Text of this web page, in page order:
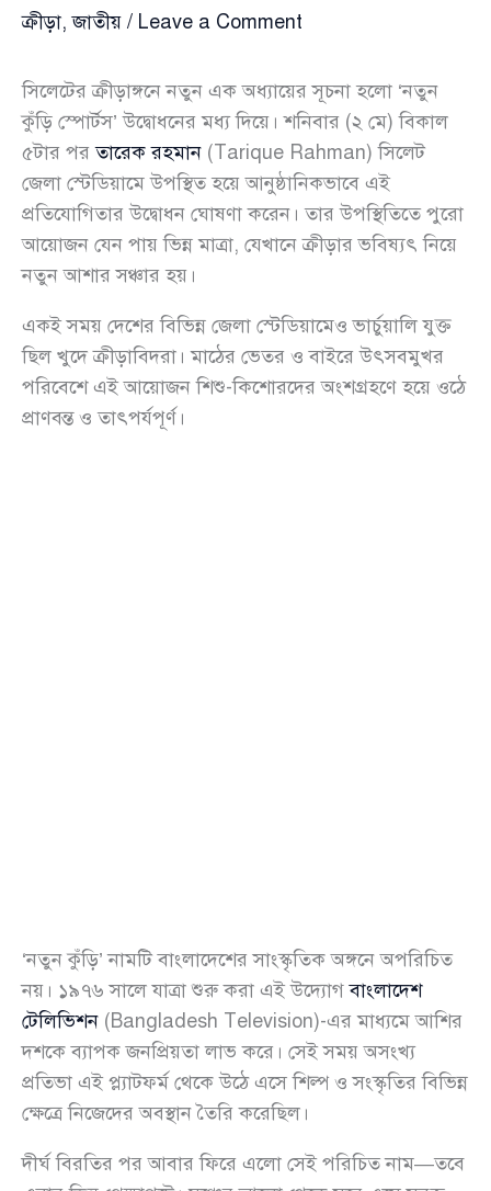
ক্রীড়া,জাতীয় / Leave a Comment
সিলেটের ক্রীড়াঙ্গনে নতুন এক অধ্যায়ের সূচনা হলো ‘নতুন
কুঁড়ি স্পোর্টস’ উদ্বোধনের মধ্য দিয়ে। শনিবার (২ মে) বিকাল
৫টার পরতারেক রহমান (Tarique Rahman) সিলেট
জেলা স্টেডিয়ামে উপস্থিত হয়ে আনুষ্ঠানিকভাবে এই
প্রতিযোগিতার উদ্বোধন ঘোষণা করেন। তার উপস্থিতিতে পুরো
আয়োজন যেন পায় ভিন্ন মাত্রা, যেখানে ক্রীড়ার ভবিষ্যৎ নিয়ে
নতুন আশার সঞ্চার হয়।
একই সময় দেশের বিভিন্ন জেলা স্টেডিয়ামেও ভার্চুয়ালি যুক্ত
ছিল খুদে ক্রীড়াবিদরা। মাঠের ভেতর ও বাইরে উৎসবমুখর
পরিবেশে এই আয়োজন শিশু-কিশোরদের অংশগ্রহণে হয়ে ওঠে
প্রাণবন্ত ও তাৎপর্যপূর্ণ।
‘নতুন কুঁড়ি’ নামটি বাংলাদেশের সাংস্কৃতিক অঙ্গনে অপরিচিত
নয়। ১৯৭৬ সালে যাত্রা শুরু করা এই উদ্যোগবাংলাদেশ
টেলিভিশন (Bangladesh Television)-এর মাধ্যমে আশির
দশকে ব্যাপক জনপ্রিয়তা লাভ করে। সেই সময় অসংখ্য
প্রতিভা এই প্ল্যাটফর্ম থেকে উঠে এসে শিল্প ও সংস্কৃতির বিভিন্ন
ক্ষেত্রে নিজেদের অবস্থান তৈরি করেছিল।
দীর্ঘ বিরতির পর আবার ফিরে এলো সেই পরিচিত নাম—তবে